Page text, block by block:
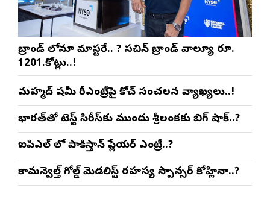
బ్రాండ్ లోనూ మాస్టరే.. ? సచిన్ బ్రాండ్ వాల్యూ రూ.
1201.కోట్లు..!
మహ్మద్ షమీ రీఎంట్రీపై కోచ్ సంచలన వ్యాఖ్యలు..!
భారత్‌తో టెస్ట్ సిరీస్‌కు ముందు శ్రీలంకకు బిగ్ షాక్..?
ఐపిఎల్ లో పాకిస్తాన్ ప్లేయర్ ఎంట్రీ..?
కామన్వెల్త్ గోల్డ్ మెడలిస్ట్ రహస్య స్పాన్సర్ కోహ్లినా..?